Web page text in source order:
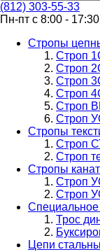
(812) 303-55-33
Пн-пт с 8:00 - 17:30
Стропы
Строп
Строп
Строп
Строп
Строп
Строп
Стропы
Строп
Строп
Стропы
Строп
Строп
Трос
Цепи